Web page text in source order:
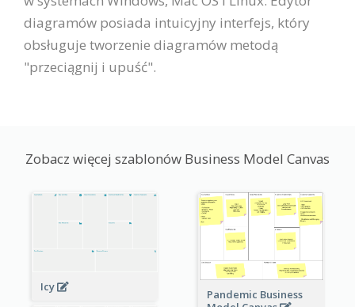
diagramów posiada intuicyjny interfejs, który
obsługuje tworzenie diagramów metodą
"przeciągnij i upuść".
Zobacz więcej szablonów Business Model Canvas
Icy
Pandemic Business